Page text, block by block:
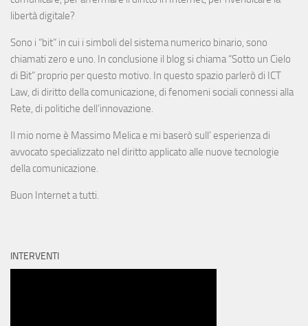
libertà digitale?
Sono i “bit” in cui i simboli del sistema numerico binario, sono
chiamati zero e uno. In conclusione il blog si chiama “Sotto un Cielo
di Bit” proprio per questo motivo. In questo spazio parlerò di ICT
Law, di diritto della comunicazione, di fenomeni sociali connessi alla
Rete, di politiche dell’innovazione.
Il mio nome è Massimo Melica e mi baserò sull’ esperienza di
avvocato specializzato nel diritto applicato alle nuove tecnologie
della comunicazione.
Buon Internet a tutti.
INTERVENTI